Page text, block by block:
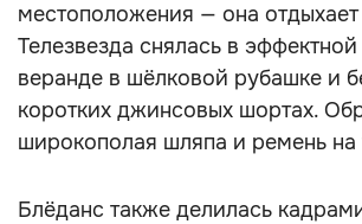
местоположения — она
Телезвезда снялась в эффектной
веранде в шёлковой рубашке и
коротких джинсовых шортах.
широкополая шляпа и ремень на
Блёданс также делилась